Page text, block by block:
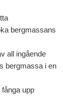
bergmassans
all ingående
bergmassa i en
upp